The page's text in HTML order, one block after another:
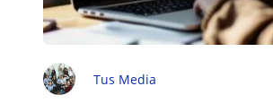
Tus Media